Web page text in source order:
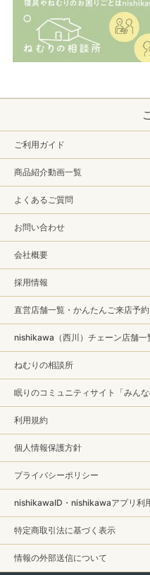
ご利用ガイド
商品紹介動画一覧
よくあるご質問
お問い合わせ
会社概要
採用情報
直営店舗一覧・かんたんご来店予約
nishikawa（西川）チェーン店舗一
ねむりの相談所
眠りのコミュニティサイト「みんな
利用規約
個人情報保護方針
プライバシーポリシー
nishikawaID・nishikawaアプリ利
特定商取引法に基づく表示
情報の外部送信について